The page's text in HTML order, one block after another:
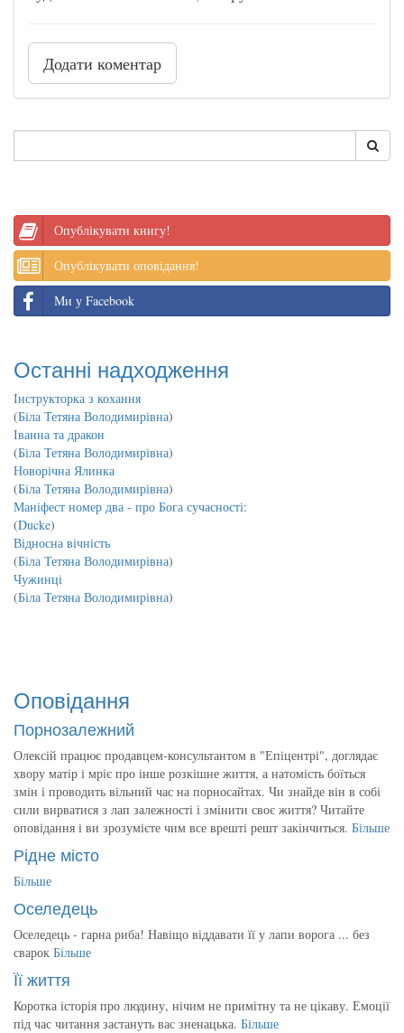
Додати коментар
Опублікувати книгу!
Опублікувати оповідання!
Ми у Facebook
Останні надходження
Інструкторка з кохання
(Біла Тетяна Володимирівна)
Іванна та дракон
(Біла Тетяна Володимирівна)
Новорічна Ялинка
(Біла Тетяна Володимирівна)
Маніфест номер два - про Бога сучасності:
(Ducke)
Відносна вічність
(Біла Тетяна Володимирівна)
Чужинці
(Біла Тетяна Володимирівна)
Оповідання
Порнозалежний
Олексій працює продавцем-консультантом в "Епіцентрі", доглядає
хвору матір і мріє про інше розкішне життя, а натомість боїться
змін і проводить вільний час на порносайтах. Чи знайде він в собі
сили вирватися з лап залежності і змінити своє життя? Читайте
оповідання і ви зрозумієте чим все врешті решт закінчиться. Більше
Рідне місто
Більше
Оселедець
Оселедець - гарна риба! Навіщо віддавати її у лапи ворога ... без
сварок Більше
Її життя
Коротка історія про людину, нічим не примітну та не цікаву. Емоції
під час читання застануть вас зненацька. Більше